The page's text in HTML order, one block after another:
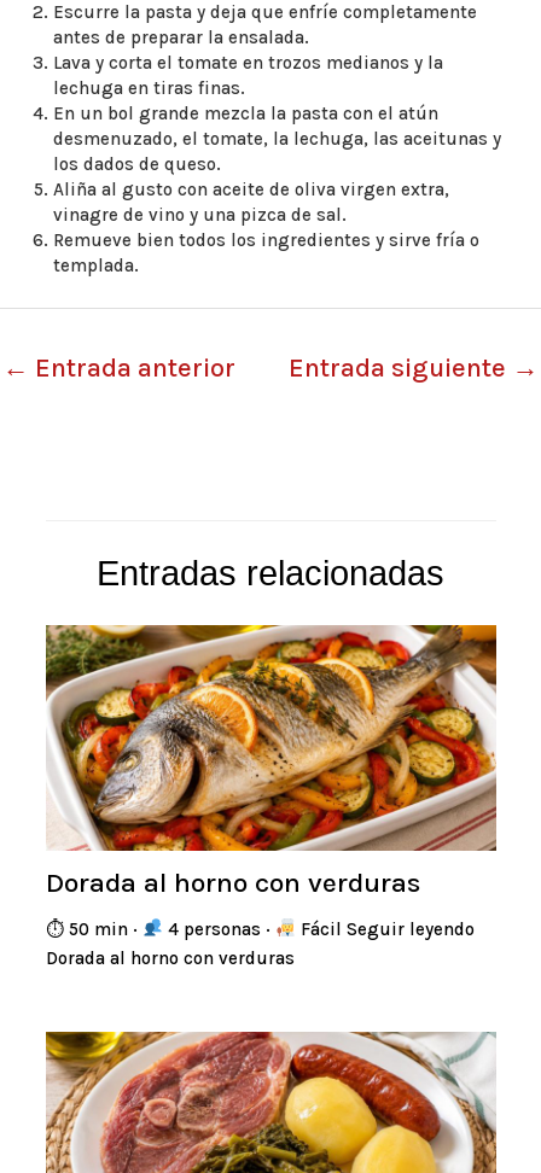
Escurre la pasta y deja que enfríe completamente
antes de preparar la ensalada.
Lava y corta el tomate en trozos medianos y la
lechuga en tiras finas.
En un bol grande mezcla la pasta con el atún
desmenuzado, el tomate, la lechuga, las aceitunas y
los dados de queso.
Aliña al gusto con aceite de oliva virgen extra,
vinagre de vino y una pizca de sal.
Remueve bien todos los ingredientes y sirve fría o
templada.
← Entrada anterior Entrada siguiente →
Entradas relacionadas
Dorada al horno con verduras
⏱ 50 min · 4 personas ·
Fácil Seguir leyendo
Dorada al horno con verduras